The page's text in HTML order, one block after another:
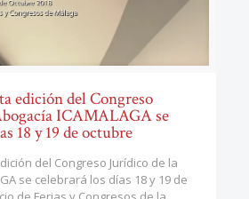
edición del Congreso
ICAMALAGA se
18 y 19 de octubre
del Congreso Jurídico de la
se celebrará los días 18 y 19 de